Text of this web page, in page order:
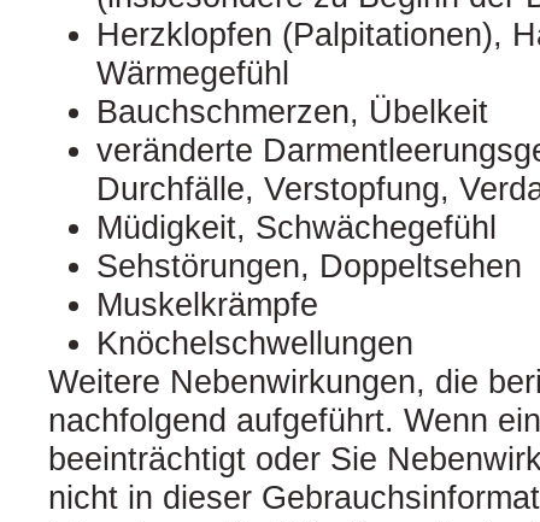
Herzklopfen (Palpitationen),
Wärmegefühl
Bauchschmerzen, Übelkeit
veränderte
Durchfälle, Verstopfung,
Müdigkeit, Schwächegefühl
Sehstörungen, Doppeltsehen
Muskelkrämpfe
Knöchelschwellungen
Weitere Nebenwirkungen, die
nachfolgend aufgeführt. Wenn
beeinträchtigt oder Sie
nicht in dieser